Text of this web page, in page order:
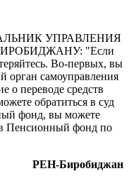
УПРАВЛЕНИЯ
"Если
Во-первых, вы
орган самоуправления
о переводе средств
обратиться в суд
фонд, вы можете
Пенсионный фонд по
РЕН-Биробиджан